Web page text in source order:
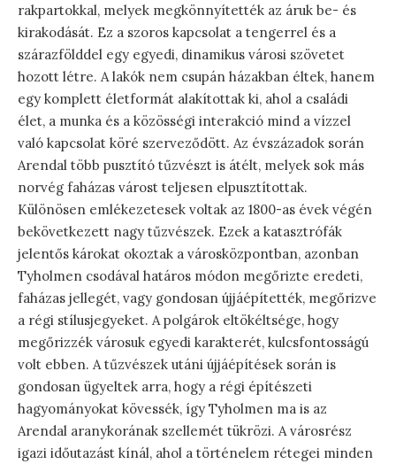
rakpartokkal, melyek megkönnyítették az áruk be- és
kirakodását. Ez a szoros kapcsolat a tengerrel és a
szárazfölddel egy egyedi, dinamikus városi szövetet
hozott létre. A lakók nem csupán házakban éltek, hanem
egy komplett életformát alakítottak ki, ahol a családi
élet, a munka és a közösségi interakció mind a vízzel
való kapcsolat köré szerveződött. Az évszázadok során
Arendal több pusztító tűzvészt is átélt, melyek sok más
norvég faházas várost teljesen elpusztítottak.
Különösen emlékezetesek voltak az 1800-as évek végén
bekövetkezett nagy tűzvészek. Ezek a katasztrófák
jelentős károkat okoztak a városközpontban, azonban
Tyholmen csodával határos módon megőrizte eredeti,
faházas jellegét, vagy gondosan újjáépítették, megőrizve
a régi stílusjegyeket. A polgárok eltökéltsége, hogy
megőrizzék városuk egyedi karakterét, kulcsfontosságú
volt ebben. A tűzvészek utáni újjáépítések során is
gondosan ügyeltek arra, hogy a régi építészeti
hagyományokat kövessék, így Tyholmen ma is az
Arendal aranykorának szellemét tükrözi. A városrész
igazi időutazást kínál, ahol a történelem rétegei minden